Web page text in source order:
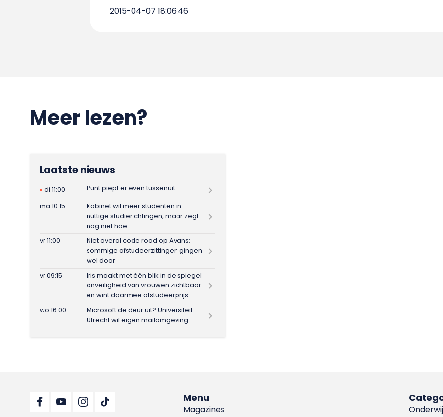
2015-04-07 18:06:46
Meer lezen?
Laatste nieuws
di 11:00
Punt piept er even tussenuit
ma 10:15
Kabinet wil meer studenten in
nuttige studierichtingen, maar zegt
nog niet hoe
vr 11:00
Niet overal code rood op Avans:
sommige afstudeerzittingen gingen
wel door
vr 09:15
Iris maakt met één blik in de spiegel
onveiligheid van vrouwen zichtbaar
en wint daarmee afstudeerprijs
wo 16:00
Microsoft de deur uit? Universiteit
Utrecht wil eigen mailomgeving
Menu
Magazines